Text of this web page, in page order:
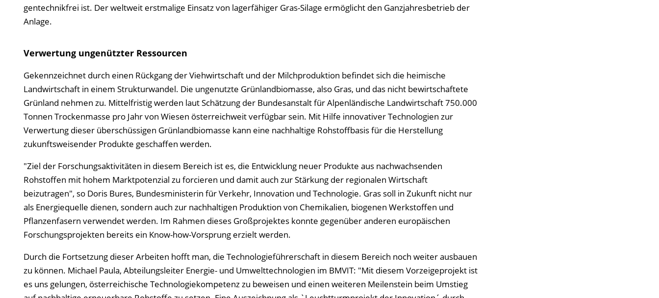
gentechnikfrei ist. Der weltweit erstmalige Einsatz von lagerfähiger Gras-Silage ermöglicht den Ganzjahresbetrieb der
Anlage.
Verwertung ungenützter Ressourcen
Gekennzeichnet durch einen Rückgang der Viehwirtschaft und der Milchproduktion befindet sich die heimische
Landwirtschaft in einem Strukturwandel. Die ungenutzte Grünlandbiomasse, also Gras, und das nicht bewirtschaftete
Grünland nehmen zu. Mittelfristig werden laut Schätzung der Bundesanstalt für Alpenländische Landwirtschaft 750.000
Tonnen Trockenmasse pro Jahr von Wiesen österreichweit verfügbar sein. Mit Hilfe innovativer Technologien zur
Verwertung dieser überschüssigen Grünlandbiomasse kann eine nachhaltige Rohstoffbasis für die Herstellung
zukunftsweisender Produkte geschaffen werden.
"Ziel der Forschungsaktivitäten in diesem Bereich ist es, die Entwicklung neuer Produkte aus nachwachsenden
Rohstoffen mit hohem Marktpotenzial zu forcieren und damit auch zur Stärkung der regionalen Wirtschaft
beizutragen", so Doris Bures, Bundesministerin für Verkehr, Innovation und Technologie. Gras soll in Zukunft nicht nur
als Energiequelle dienen, sondern auch zur nachhaltigen Produktion von Chemikalien, biogenen Werkstoffen und
Pflanzenfasern verwendet werden. Im Rahmen dieses Großprojektes konnte gegenüber anderen europäischen
Forschungsprojekten bereits ein Know-how-Vorsprung erzielt werden.
Durch die Fortsetzung dieser Arbeiten hofft man, die Technologieführerschaft in diesem Bereich noch weiter ausbauen
zu können. Michael Paula, Abteilungsleiter Energie- und Umwelttechnologien im BMVIT: "Mit diesem Vorzeigeprojekt ist
es uns gelungen, österreichische Technologiekompetenz zu beweisen und einen weiteren Meilenstein beim Umstieg